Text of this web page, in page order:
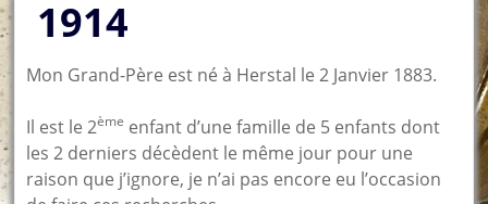
1914
Mon Grand-Père est né à Herstal le 2 Janvier 1883.
Il est le 2ème enfant d’une famille de 5 enfants dont
les 2 derniers décèdent le même jour pour une
raison que j’ignore, je n’ai pas encore eu l’occasion